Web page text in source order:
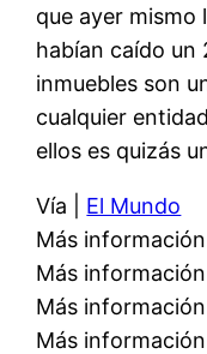
que ayer mismo
habían caído un
inmuebles son
cualquier
ellos es quizás
Vía | El Mundo
Más información
Más información
Más información
Más información